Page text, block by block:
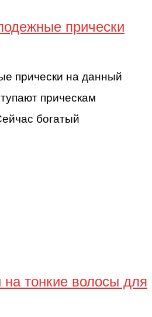
прически
прически на данный
прическам
богатый
тонкие волосы для